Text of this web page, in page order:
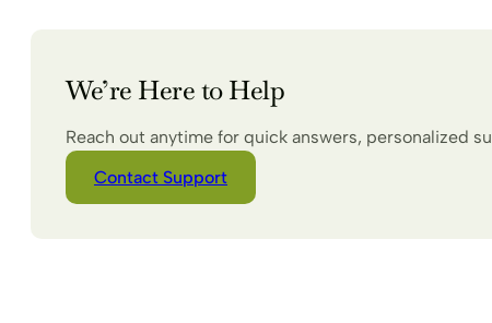
We’re Here to Help
Reach out anytime for quick answers, personalized
Contact Support